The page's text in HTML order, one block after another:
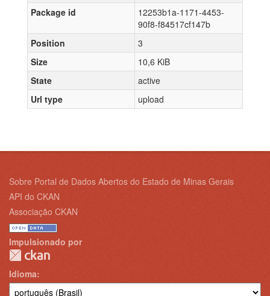
Package id
12253b1a-1171-4453-
90f8-f84517cf147b
Position
3
Size
10,6 KiB
State
active
Url type
upload
Sobre Portal de Dados Abertos do Estado de Minas Gerais
API do CKAN
Associação CKAN
Impulsionado por
Idioma